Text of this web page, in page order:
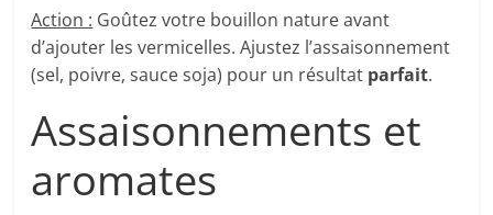
Action : Goûtez votre bouillon nature avant
d’ajouter les vermicelles. Ajustez l’assaisonnement
(sel, poivre, sauce soja) pour un résultat parfait.
Assaisonnements et
aromates